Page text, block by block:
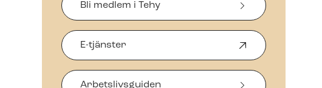
Bli medlem i Tehy
E-tjänster
Ö
p
Arbetslivsguiden